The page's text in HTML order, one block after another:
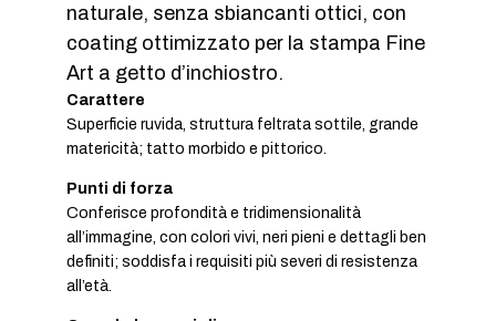
naturale, senza sbiancanti ottici, con
coating ottimizzato per la stampa Fine
Art a getto d’inchiostro.
Carattere
Superficie ruvida, struttura feltrata sottile, grande
matericità; tatto morbido e pittorico.
Punti di forza
Conferisce profondità e tridimensionalità
all’immagine, con colori vivi, neri pieni e dettagli ben
definiti; soddisfa i requisiti più severi di resistenza
all’età.